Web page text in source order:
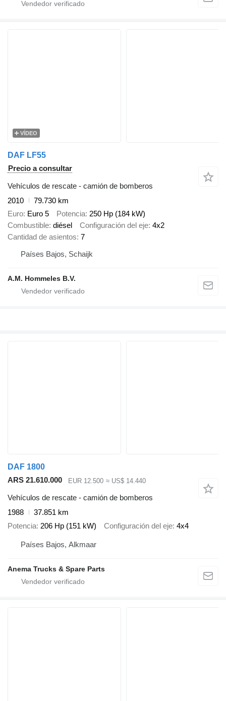
VÍDEO
DAF LF55
Precio a consultar
Vehículos de rescate - camión de bomberos
2010
79.730 km
Euro Euro 5 Potencia 250 Hp (184 kW)
Combustible diésel Configuración del eje 4x2
Cantidad de asientos 7
Países Bajos, Schaijk
A.M. Hommeles B.V.
DAF 1800
ARS 21.610.000
EUR 12.500 ≈ US$ 14.440
Vehículos de rescate - camión de bomberos
1988
37.851 km
Potencia 206 Hp (151 kW) Configuración del eje 4x4
Países Bajos, Alkmaar
Anema Trucks & Spare Parts